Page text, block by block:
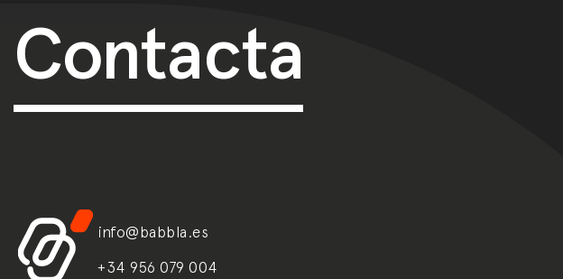
Contacta
info@babbla.es
+34 956 079 004